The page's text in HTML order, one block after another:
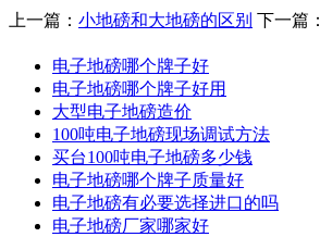
上一篇： 小地磅和大地磅的区别 下一篇：
电子地磅哪个牌子好
电子地磅哪个牌子好用
大型电子地磅造价
100吨电子地磅现场调试方法
买台100吨电子地磅多少钱
电子地磅哪个牌子质量好
电子地磅有必要选择进口的吗
电子地磅厂家哪家好